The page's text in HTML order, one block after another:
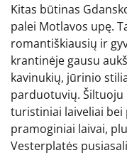
Kitas būtinas
palei Motlavos upę.
romantiškiausių ir
krantinėje gausu
kavinukių, jūrinio
parduotuvių.
turistiniai laiveliai
pramoginiai laivai,
Vesterplatės